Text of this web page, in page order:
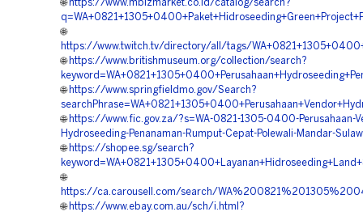
🌐 https://www.mbizmarket.co.id/catalog/search?
🌐
https://www.twitch.tv/directory/all/tags/
🌐 https://www.britishmuseum.org/collection/search?
🌐 https://www.springfieldmo.gov/Search?
🌐 https://www.fic.gov.za/?s=WA-0821-1305-0400-Perusahaan-
Hydroseeding-Penanaman-Rumput-Cepat-Polewali-Mandar-
🌐 https://shopee.sg/search?
🌐
https://ca.carousell.com/search/
🌐 https://www.ebay.com.au/sch/i.html?